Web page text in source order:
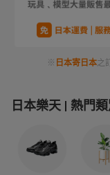
※ 日本寄日本之
日本樂天 熱門類